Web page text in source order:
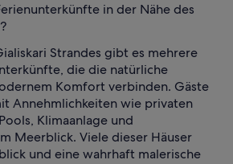
in der Nähe des
Strandes gibt es mehrere
die die natürliche
Komfort verbinden. Gäste
Annehmlichkeiten wie privaten
Klimaanlage und
Meerblick. Viele dieser Häuser
und eine wahrhaft malerische